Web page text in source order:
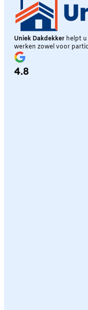
Uniek Dakdekker helpt
werken zowel voor
4.8